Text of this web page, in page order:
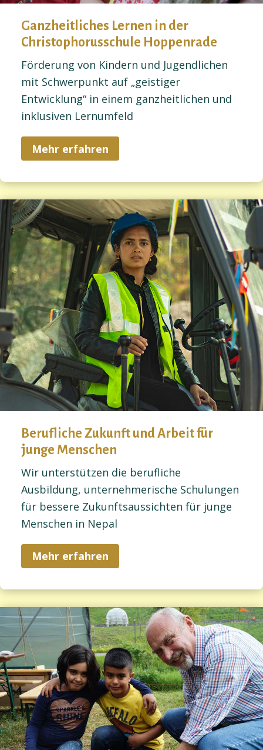
Ganzheitliches Lernen in der
Christophorusschule Hoppenrade
Förderung von Kindern und Jugendlichen
mit Schwerpunkt auf „geistiger
Entwicklung“ in einem ganzheitlichen und
inklusiven Lernumfeld
Mehr erfahren
Berufliche Zukunft und Arbeit für
junge Menschen
Wir unterstützen die berufliche
Ausbildung, unternehmerische Schulungen
für bessere Zukunftsaussichten für junge
Menschen in Nepal
Mehr erfahren